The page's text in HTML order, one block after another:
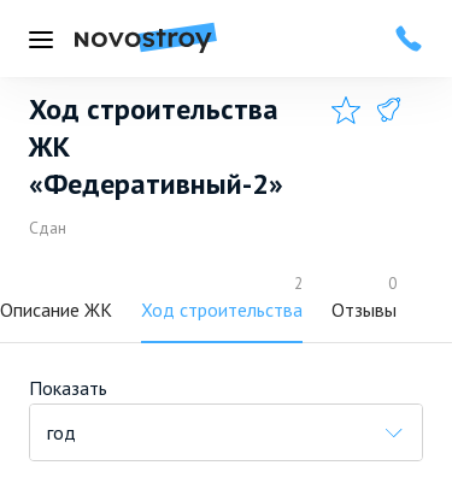
Меню
Ход строительства
ЖК
«Федеративный-2»
Добавить в
Сдан
Описание ЖК
2
Ход строительства
0
Отзывы
Показать
год